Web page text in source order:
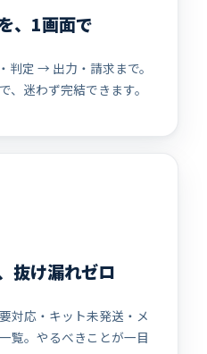
、1画面で
定 → 出力・請求まで。
、迷わず完結できます。
抜け漏れゼロ
対応・キット未発送・メ
覧。やるべきことが一目